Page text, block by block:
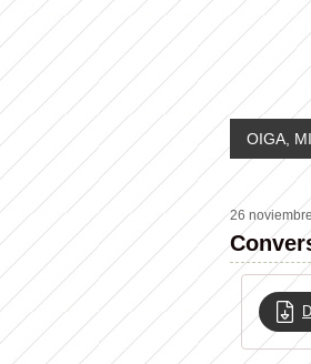
OIGA,
26